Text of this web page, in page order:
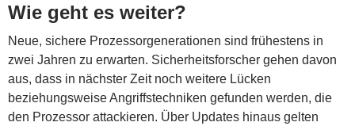
Wie geht es weiter?
Neue, sichere Prozessorgenerationen sind frühestens in
zwei Jahren zu erwarten. Sicherheitsforscher gehen davon
aus, dass in nächster Zeit noch weitere Lücken
beziehungsweise Angriffstechniken gefunden werden, die
den Prozessor attackieren. Über Updates hinaus gelten